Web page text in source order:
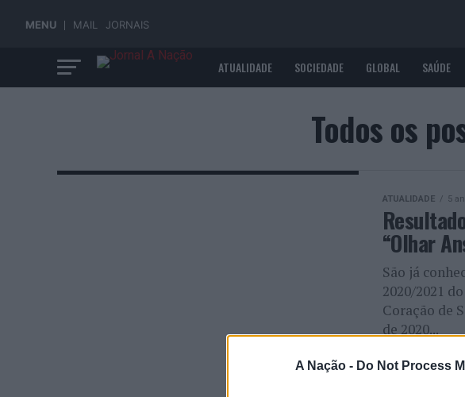
A Nação - Do Not Process
MENU MAIL JORNAIS
ATUALIDADE SOCIEDADE GLOBAL SAÚDE
Todos os
ATUALIDADE 5
“Olhar
São já
2020/2021
Coração de
de 2020...